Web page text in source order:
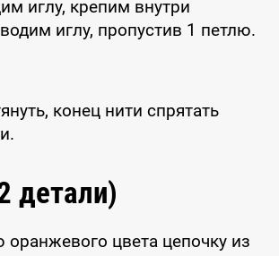
иглу, крепим внутри
иглу, пропустив 1 петлю.
конец нити спрятать
детали)
цвета цепочку из